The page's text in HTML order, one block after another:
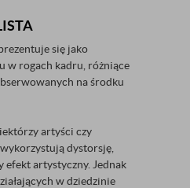
się jako
w rogach kadru, różniące
na środku
artyści czy
dystorsję,
efekt artystyczny. Jednak
w dziedzinie